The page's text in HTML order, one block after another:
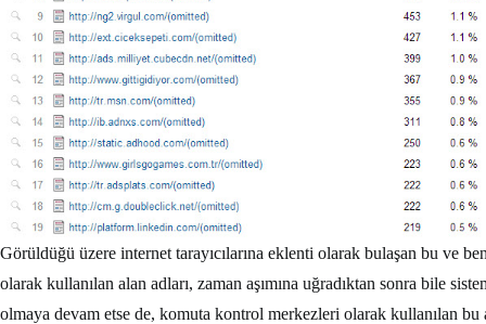
Görüldüğü üzere internet tarayıcılarına eklenti olarak bulaşan bu ve
olarak kullanılan alan adları, zaman aşımına uğradıktan sonra bile
olmaya devam etse de, komuta kontrol merkezleri olarak kullanılan bu